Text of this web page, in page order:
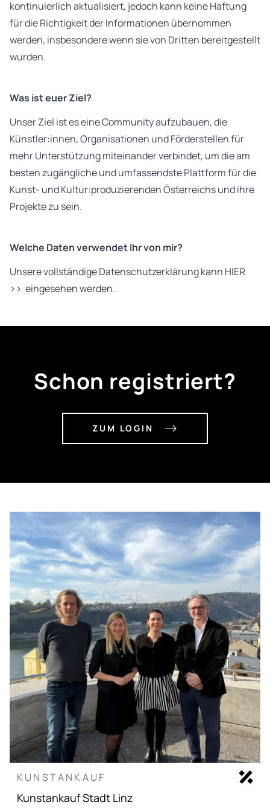
kontinuierlich aktualisiert, jedoch kann keine Haftung
für die Richtigkeit der Informationen übernommen
werden, insbesondere wenn sie von Dritten bereitgestellt
wurden.
Was ist euer Ziel?
Unser Ziel ist es eine Community aufzubauen, die
Künstler:innen, Organisationen und Förderstellen für
mehr Unterstützung miteinander verbindet, um die am
besten zugängliche und umfassendste Plattform für die
Kunst- und Kultur:produzierenden Österreichs und ihre
Projekte zu sein.
Welche Daten verwendet Ihr von mir?
Unsere vollständige Datenschutzerklärung kann HIER
>> eingesehen werden.
Schon registriert?
ZUM LOGIN
KUNSTANKAUF
Kunstankauf Stadt Linz